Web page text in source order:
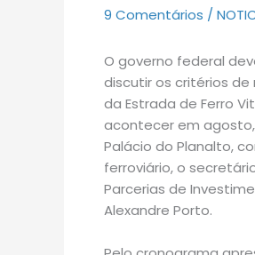
9 Comentários /
O governo federal
discutir os critérios de
da Estrada de Ferro
acontecer em
Palácio do Planalto,
ferroviário, o
Parcerias de
Alexandre Porto.